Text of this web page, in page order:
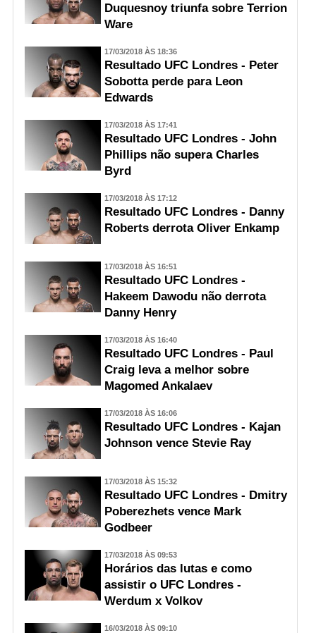
Duquesnoy triunfa sobre Terrion
Ware
17/03/2018 ÀS 18:36
Resultado UFC Londres - Peter
Sobotta perde para Leon
Edwards
17/03/2018 ÀS 17:41
Resultado UFC Londres - John
Phillips não supera Charles
Byrd
17/03/2018 ÀS 17:12
Resultado UFC Londres - Danny
Roberts derrota Oliver Enkamp
17/03/2018 ÀS 16:51
Resultado UFC Londres -
Hakeem Dawodu não derrota
Danny Henry
17/03/2018 ÀS 16:40
Resultado UFC Londres - Paul
Craig leva a melhor sobre
Magomed Ankalaev
17/03/2018 ÀS 16:06
Resultado UFC Londres - Kajan
Johnson vence Stevie Ray
17/03/2018 ÀS 15:32
Resultado UFC Londres - Dmitry
Poberezhets vence Mark
Godbeer
17/03/2018 ÀS 09:53
Horários das lutas e como
assistir o UFC Londres -
Werdum x Volkov
16/03/2018 ÀS 09:10